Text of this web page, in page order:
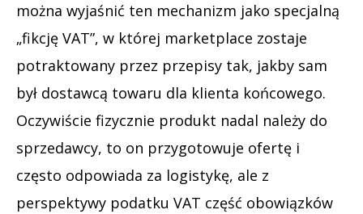
można wyjaśnić ten mechanizm jako specjalną
„fikcję VAT”, w której marketplace zostaje
potraktowany przez przepisy tak, jakby sam
był dostawcą towaru dla klienta końcowego.
Oczywiście fizycznie produkt nadal należy do
sprzedawcy, to on przygotowuje ofertę i
często odpowiada za logistykę, ale z
perspektywy podatku VAT część obowiązków